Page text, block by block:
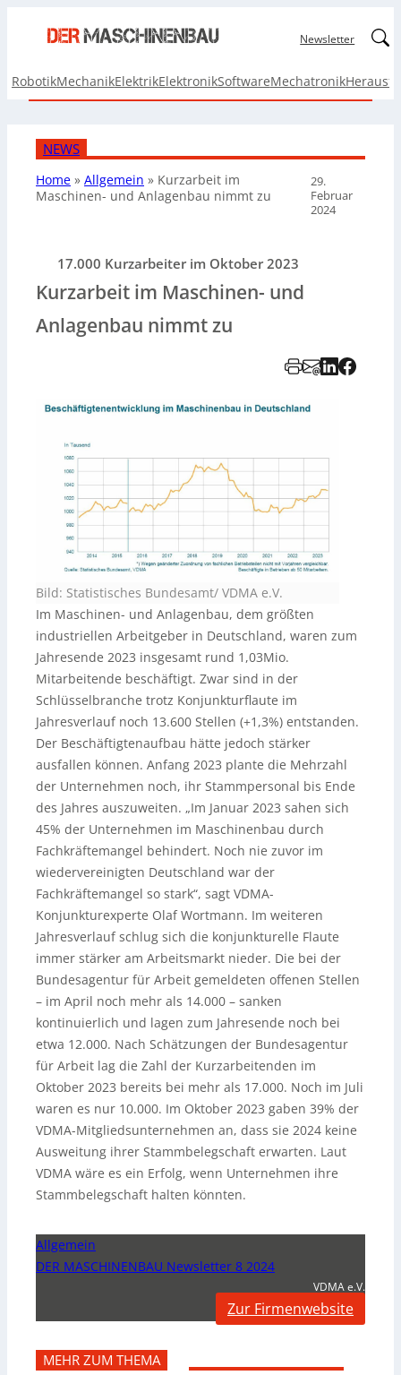
Newsletter
RobotikMechanikElektrikElektronikSoftwareMechatronik
NEWS
Home » Allgemein » Kurzarbeit im
Maschinen- und Anlagenbau nimmt zu
29.
Februar
2024
17.000 Kurzarbeiter im Oktober 2023
Kurzarbeit im Maschinen- und
Anlagenbau nimmt zu
Bild: Statistisches Bundesamt/ VDMA e.V.
Im Maschinen- und Anlagenbau, dem größten
industriellen Arbeitgeber in Deutschland, waren zum
Jahresende 2023 insgesamt rund 1,03Mio.
Mitarbeitende beschäftigt. Zwar sind in der
Schlüsselbranche trotz Konjunkturflaute im
Jahresverlauf noch 13.600 Stellen (+1,3%) entstanden.
Der Beschäftigtenaufbau hätte jedoch stärker
ausfallen können. Anfang 2023 plante die Mehrzahl
der Unternehmen noch, ihr Stammpersonal bis Ende
des Jahres auszuweiten. „Im Januar 2023 sahen sich
45% der Unternehmen im Maschinenbau durch
Fachkräftemangel behindert. Noch nie zuvor im
wiedervereinigten Deutschland war der
Fachkräftemangel so stark“, sagt VDMA-
Konjunkturexperte Olaf Wortmann. Im weiteren
Jahresverlauf schlug sich die konjunkturelle Flaute
immer stärker am Arbeitsmarkt nieder. Die bei der
Bundesagentur für Arbeit gemeldeten offenen Stellen
– im April noch mehr als 14.000 – sanken
kontinuierlich und lagen zum Jahresende noch bei
etwa 12.000. Nach Schätzungen der Bundesagentur
für Arbeit lag die Zahl der Kurzarbeitenden im
Oktober 2023 bereits bei mehr als 17.000. Noch im Juli
waren es nur 10.000. Im Oktober 2023 gaben 39% der
VDMA-Mitgliedsunternehmen an, dass sie 2024 keine
Ausweitung ihrer Stammbelegschaft erwarten. Laut
VDMA wäre es ein Erfolg, wenn Unternehmen ihre
Stammbelegschaft halten könnten.
Allgemein
DER MASCHINENBAU Newsletter 8 2024
VDMA e.V.
Zur Firmenwebsite
MEHR ZUM THEMA